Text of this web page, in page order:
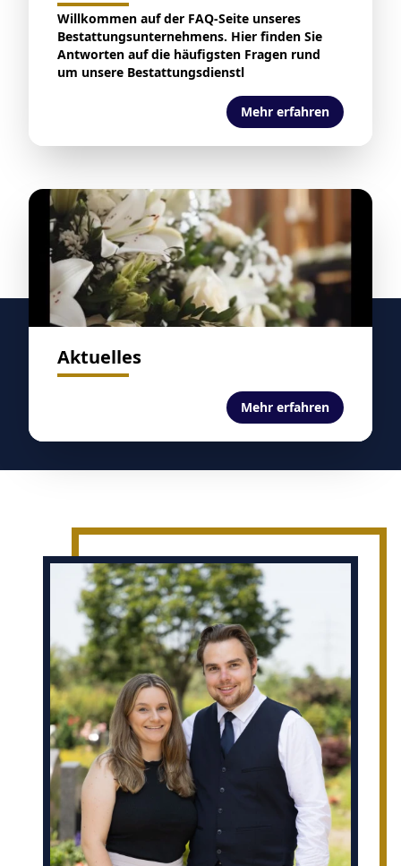
Willkommen auf der FAQ-Seite unseres
Bestattungsunternehmens. Hier finden Sie
Antworten auf die häufigsten Fragen rund
um unsere Bestattungsdienstl
Mehr erfahren
Aktuelles
Mehr erfahren